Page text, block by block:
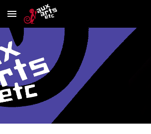
Skip to main content